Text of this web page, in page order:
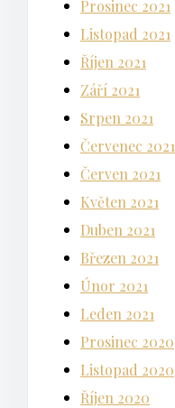
Prosinec 2021
Listopad 2021
Říjen 2021
Září 2021
Srpen 2021
Červenec 2021
Červen 2021
Květen 2021
Duben 2021
Březen 2021
Únor 2021
Leden 2021
Prosinec 2020
Listopad 2020
Říjen 2020